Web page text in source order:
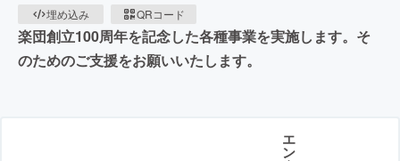
埋め込み
QRコード
楽団創立100周年を記念した各種事業を実施します。そ
のためのご支援をお願いいたします。
エ
ン